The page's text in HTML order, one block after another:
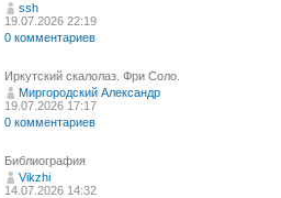
ssh
19.07.2026 22:19
0 комментариев
Иркутский скалолаз. Фри Соло.
Миргородский Александр
19.07.2026 17:17
0 комментариев
Библиография
Vikzhi
14.07.2026 14:32